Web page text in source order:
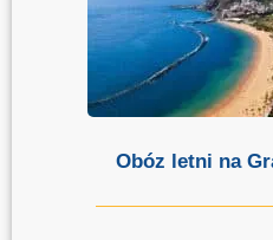
Obóz letni na